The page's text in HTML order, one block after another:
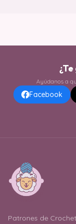
Ayúdanos a
Facebook
Patrones de